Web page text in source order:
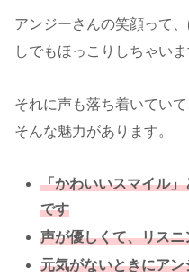
アンジーさんの笑顔って
しでもほっこりしちゃいま
それに声も落ち着いてい
そんな魅力があります。
「かわいいスマイル
です
声が優しくて、リス
元気がないときにア